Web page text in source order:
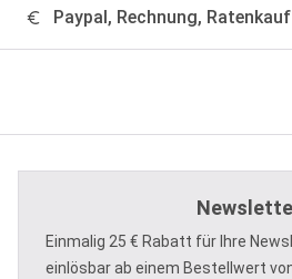
Paypal, Rechnung,
Einmalig 25 € Rabatt für Ihre
einlösbar ab einem Bestellwert